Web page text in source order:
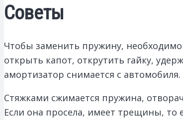
Советы
Чтобы заменить пружину,
открыть капот, открутить гайку,
амортизатор снимается с автомобиля.
Стяжками сжимается пружина,
Если она просела, имеет трещины, то